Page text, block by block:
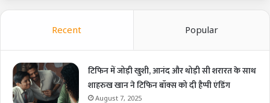
Recent Popular
टिफिन में जोड़ी खुशी, आनंद और थोड़ी सी शरारत के साथ
शाहरुख खान ने टिफिन बॉक्स को दी हैप्पी एंडिंग
August 7, 2025